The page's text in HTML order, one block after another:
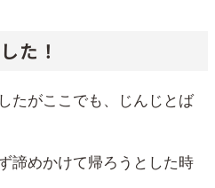
た！
たがここでも、じんじとば
諦めかけて帰ろうとした時